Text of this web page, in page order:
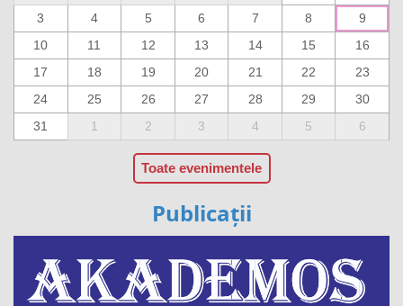
3
4 5 6 7 8
9
10
11 12 13 14 15
16
17
18 19 20 21 22
23
24
25 26 27 28 29
30
31
1 2 3 4 5 6
Toate evenimentele
Publicații